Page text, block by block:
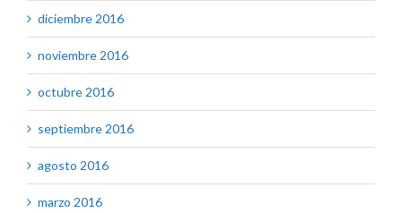
diciembre 2016
noviembre 2016
octubre 2016
septiembre 2016
agosto 2016
marzo 2016